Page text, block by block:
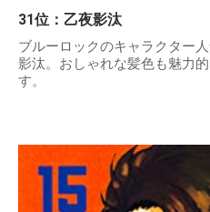
31位：乙夜影汰
ブルーロックのキャラクター
影汰。おしゃれな髪色も魅力
す。